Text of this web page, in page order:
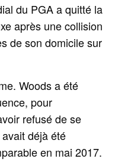
du PGA a quitté la
après une collision
de son domicile sur
Woods a été
pour
refusé de se
déjà été
en mai 2017.